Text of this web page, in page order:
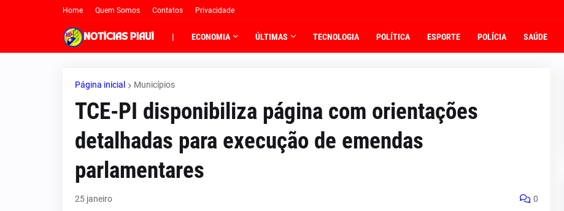
Home Quem Somos Contatos Privacidade
| ECONOMIA ÚLTIMAS TECNOLOGIA POLÍTICA ESPORTE POLÍCIA SAÚDE
Página inicial Municípios
TCE-PI disponibiliza página com orientações
detalhadas para execução de emendas
parlamentares
25 janeiro 0